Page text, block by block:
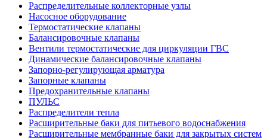
Распределительные коллекторные узлы
Насосное оборудование
Термостатические клапаны
Балансировочные клапаны
Вентили термостатические для циркуляции ГВС
Динамические балансировочные клапаны
Запорно-регулирующая арматура
Запорные клапаны
Предохранительные клапаны
ПУЛЬС
Распределители тепла
Расширительные баки для питьевого водоснабжения
Расширительные мембранные баки для закрытых систем